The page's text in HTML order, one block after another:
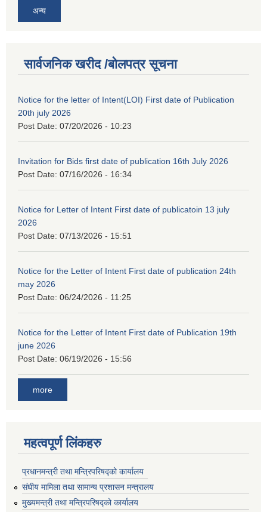
अन्य
सार्वजनिक खरीद /बोलपत्र सूचना
Notice for the letter of Intent(LOI) First date of Publication
20th july 2026
Post Date: 07/20/2026 - 10:23
Invitation for Bids first date of publication 16th July 2026
Post Date: 07/16/2026 - 16:34
Notice for Letter of Intent First date of publicatoin 13 july
2026
Post Date: 07/13/2026 - 15:51
Notice for the Letter of Intent First date of publication 24th
may 2026
Post Date: 06/24/2026 - 11:25
Notice for the Letter of Intent First date of Publication 19th
june 2026
Post Date: 06/19/2026 - 15:56
more
महत्वपूर्ण लिंकहरु
प्रधानमन्त्री तथा मन्त्रिपरिषद्को कार्यालय
संघीय मामिला तथा सामान्य प्रशासन मन्त्रालय
मुख्यमन्त्री तथा मन्त्रिपरिषद्को कार्यालय